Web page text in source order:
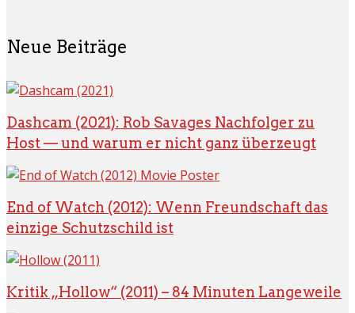
Neue Beiträge
Dashcam (2021): Rob Savages Nachfolger zu
Host — und warum er nicht ganz überzeugt
End of Watch (2012): Wenn Freundschaft das
einzige Schutzschild ist
Kritik „Hollow“ (2011) – 84 Minuten Langeweile